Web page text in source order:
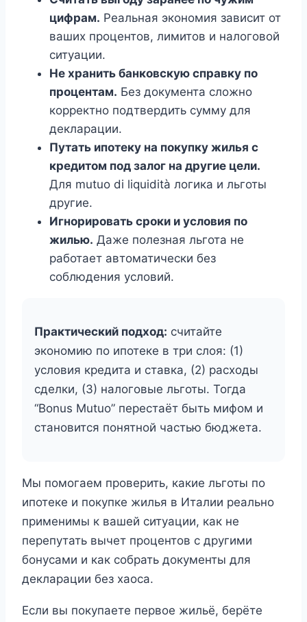
цифрам. Реальная экономия зависит от
ваших процентов, лимитов и налоговой
ситуации.
Не хранить банковскую справку по
процентам. Без документа сложно
корректно подтвердить сумму для
декларации.
Путать ипотеку на покупку жилья с
кредитом под залог на другие цели.
Для mutuo di liquidità логика и льготы
другие.
Игнорировать сроки и условия по
жилью. Даже полезная льгота не
работает автоматически без
соблюдения условий.
Практический подход: считайте
экономию по ипотеке в три слоя: (1)
условия кредита и ставка, (2) расходы
сделки, (3) налоговые льготы. Тогда
“Bonus Mutuo” перестаёт быть мифом и
становится понятной частью бюджета.
Мы помогаем проверить, какие льготы по
ипотеке и покупке жилья в Италии реально
применимы к вашей ситуации, как не
перепутать вычет процентов с другими
бонусами и как собрать документы для
декларации без хаоса.
Если вы покупаете первое жильё, берёте